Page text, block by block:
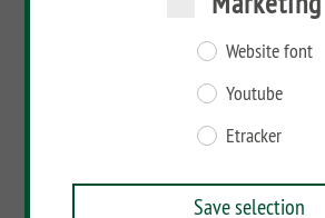
Website font
Youtube
Etracker
Save selection